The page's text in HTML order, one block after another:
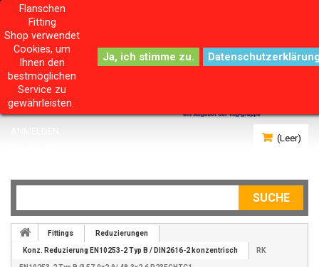
(Leer)
SUCHE
Flanschen
Fitting
Shop verwendet
Cookies, um
Ihnen den
bestmöglichen
Service zu
gewährleisten.
Fittings Reduzierungen
Konz. Reduzierung EN10253-2 Typ B / DIN2616-2 konzentrisch RK